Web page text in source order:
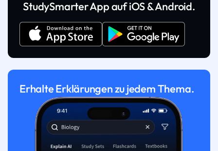
StudySmarter App auf iOS & Android.
Erhalte Erklärungen zu jedem Thema.